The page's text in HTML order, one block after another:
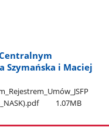
Szymańska i Maciej
1.07MB